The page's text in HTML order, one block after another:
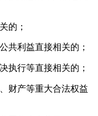
的；
共利益直接相关的；
执行等直接相关的；
财产等重大合法权益